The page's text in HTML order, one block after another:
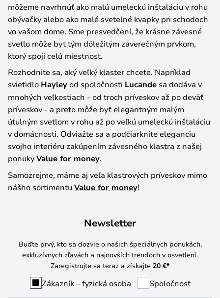
môžeme navrhnúť ako malú umeleckú inštaláciu v rohu
obývačky alebo ako malé svetelné kvapky pri schodoch
vo vašom dome. Sme presvedčení, že krásne závesné
svetlo môže byť tým dôležitým záverečným prvkom,
ktorý spojí celú miestnosť.
Rozhodnite sa, aký veľký klaster chcete. Napríklad
svietidlo Hayleyod spoločnosti Lucande sa dodáva v
mnohých veľkostiach - od troch príveskov až po deväť
príveskov - a preto môže byť elegantným malým
útulným svetlom v rohu až po veľkú umeleckú inštaláciu
v domácnosti. Odviažte sa a podčiarknite eleganciu
svojho interiéru zakúpením závesného klastra z našej
ponukyValue for money.
Samozrejme, máme aj veľa klastrových príveskov mimo
nášho sortimentuValue for money!
Newsletter
Buďte prvý, kto sa dozvie o našich špeciálnych ponukách,
exkluzívnych zľavách a najnovších trendoch v osvetlení.
Zaregistrujte sa teraz a získajte 20 €*
Zákazník – fyzická osoba Spoločnosť